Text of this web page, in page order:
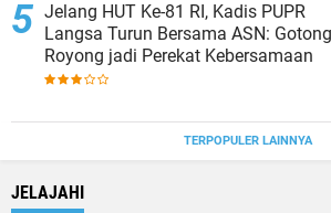
Jelang HUT Ke-81 RI, Kadis PUPR
Langsa Turun Bersama ASN: Gotong
Royong jadi Perekat Kebersamaan
TERPOPULER LAINNYA
JELAJAHI